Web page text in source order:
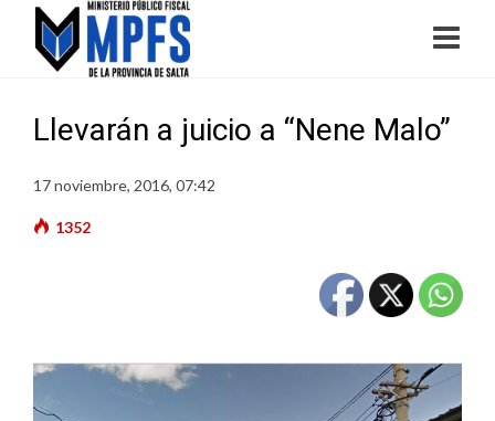
Llevarán a juicio a “Nene Malo”
17 noviembre, 2016, 07:42
1352